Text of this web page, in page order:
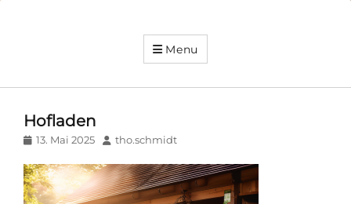
Futter-
Menu
Hofladen
Posted
13. Mai 2025 Author
tho.schmidt